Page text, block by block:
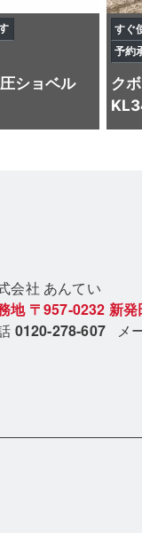
ショベル
すぐ
予約
ク
会社 あんてい
地 〒957-0232 新発
0120-278-607 メ